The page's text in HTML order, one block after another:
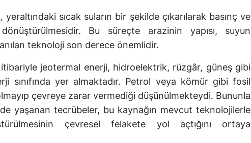
sıcak suların bir şekilde çıkarılarak basınç ve
dönüştürülmesidir. Bu süreçte arazinin yapısı, suyun
teknoloji son derece önemlidir.
jeotermal enerji, hidroelektrik, rüzgâr, güneş gibi
sınıfında yer almaktadır. Petrol veya kömür gibi fosil
çevreye zarar vermediği düşünülmekteydi. Bununla
yaşanan tecrübeler, bu kaynağın mevcut teknolojilerle
çevresel felakete yol açtığını ortaya